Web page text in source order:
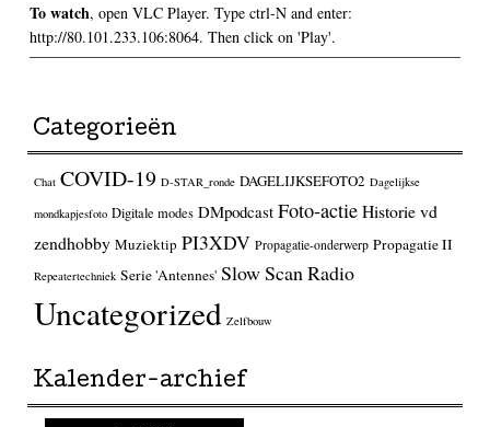
To watch, open VLC Player. Type ctrl-N and enter:
http://80.101.233.106:8064. Then click on 'Play'.
Categorieën
Chat COVID-19 D-STAR_ronde DAGELIJKSEFOTO2 Dagelijkse
mondkapjesfoto Digitale modes DMpodcast Foto-actieHistorie vd
zendhobby Muziektip PI3XDV Propagatie-onderwerp Propagatie II
Repeatertechniek Serie 'Antennes' Slow Scan Radio
Uncategorized Zelfbouw
Kalender-archief